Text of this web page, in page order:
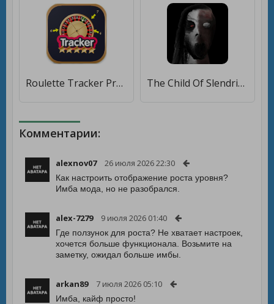
Roulette Tracker Pro [Мод меню] The Child Of Slendrina [Много денег]
Комментарии:
alexnov07 26 июля 2026 22:30
Как настроить отображение роста уровня?
Имба мода, но не разобрался.
alex-7279 9 июля 2026 01:40
Где ползунок для роста? Не хватает настроек,
хочется больше функционала. Возьмите на
заметку, ожидал больше имбы.
arkan89 7 июля 2026 05:10
Имба, кайф просто!